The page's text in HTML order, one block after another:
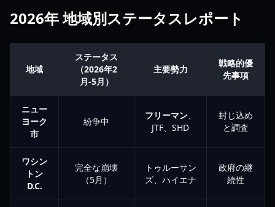
2026年 地域別ステータスレポート
地域
ステータス
（2026年2
月-5月）
主要勢力
戦略的優
先事項
ニュー
ヨーク
市
紛争中
フリーマン、
JTF、SHD
封じ込め
と調査
ワシン
トン
D.C.
完全な崩壊
（5月）
トゥルーサン
ズ、ハイエナ
政府の継
続性